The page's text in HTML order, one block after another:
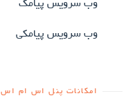
وب سرویس پیامک
وب سرویس پیامکی
امکانات پنل اس ام اس